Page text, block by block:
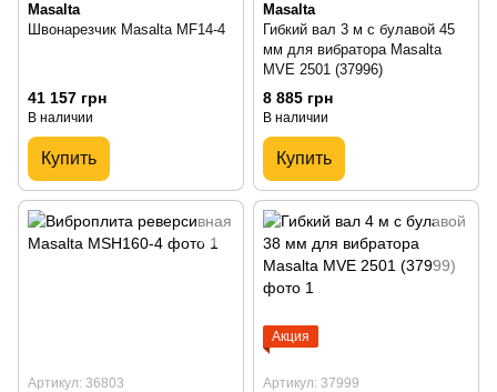
Masalta
Швонарезчик Masalta MF14-4
41 157 грн
В наличии
Купить
Masalta
Гибкий вал 3 м с булавой 45
мм для вибратора Masalta
MVE 2501 (37996)
8 885 грн
В наличии
Купить
Артикул: 36803
Акция
Артикул: 37999